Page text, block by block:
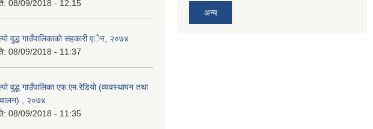
08/09/2018 - 12:15
वुद्ध गाउँपालिकाकाे सहकारी एेन, २०७४
08/09/2018 - 11:37
वुद्ध गाउँपालिका एफ.एम.रेडियाे (व्यवस्थापन तथा
, २०७४
08/09/2018 - 11:35
अन्य